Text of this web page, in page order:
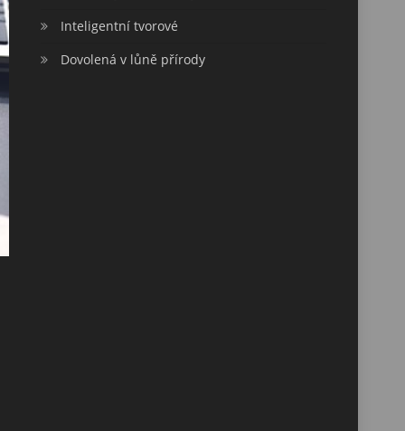
Inteligentní tvorové
Dovolená v lůně přírody